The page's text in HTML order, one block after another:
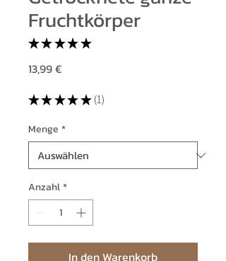
Fruchtkörper
★ ★ ★ ★ ★
13,99 €Preis
★ ★ ★ ★ ★ 1
1
Menge *
Anzahl*
In den Warenkorb